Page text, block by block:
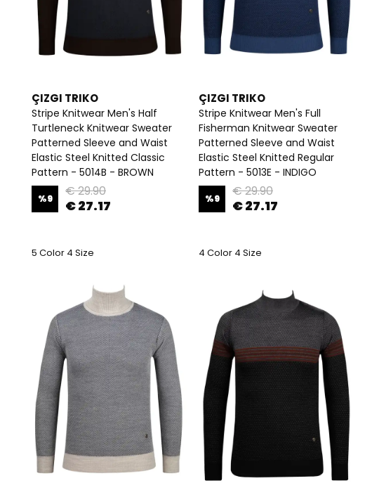
ÇIZGI TRIKO
Stripe Knitwear Men's Half
Turtleneck Knitwear Sweater
Patterned Sleeve and Waist
Elastic Steel Knitted Classic
Pattern - 5014B - BROWN
%9 € 29.90
€ 27.17
5 Color 4 Size
ÇIZGI TRIKO
Stripe Knitwear Men's Full
Fisherman Knitwear Sweater
Patterned Sleeve and Waist
Elastic Steel Knitted Regular
Pattern - 5013E - INDIGO
%9 € 29.90
€ 27.17
4 Color 4 Size